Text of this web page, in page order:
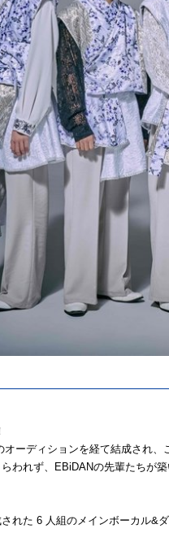
オーディションを経て結成され
われず、EBiDANの先輩たちが
れた 6 人組のメインボーカル&